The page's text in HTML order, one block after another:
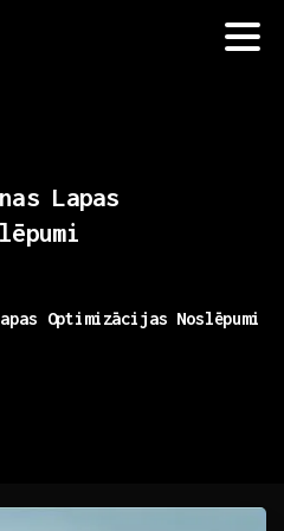
Lapas
Optimizācijas Noslēpumi